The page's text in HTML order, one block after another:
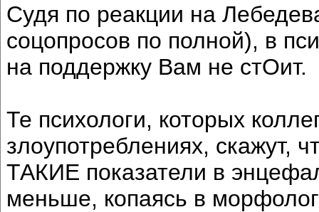
Судя по реакции на
соцопросов по полной), в
на поддержку Вам не стОит.
Те психологи, которых
злоупотреблениях, скажут,
ТАКИЕ показатели в
меньше, копаясь в